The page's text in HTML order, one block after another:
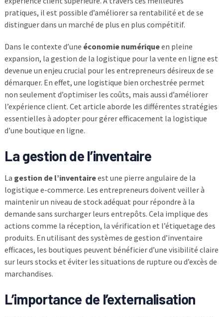
pratiques, il est possible d’améliorer sa rentabilité et de se
distinguer dans un marché de plus en plus compétitif.
Dans le contexte d’une économie numériqueen pleine
expansion, la gestion de la logistique pour la vente en ligne est
devenue un enjeu crucial pour les entrepreneurs désireux de se
démarquer. En effet, une logistique bien orchestrée permet
non seulement d’optimiser les coûts, mais aussi d’améliorer
l’expérience client. Cet article aborde les différentes stratégies
essentielles à adopter pour gérer efficacement la logistique
d’une boutique en ligne.
La gestion de l’inventaire
La gestion de l’inventaireest une pierre angulaire de la
logistique e-commerce. Les entrepreneurs doivent veiller à
maintenir un niveau de stock adéquat pour répondre à la
demande sans surcharger leurs entrepôts. Cela implique des
actions comme la réception, la vérification et l’étiquetage des
produits. En utilisant des systèmes de gestion d’inventaire
efficaces, les boutiques peuvent bénéficier d’une visibilité claire
sur leurs stocks et éviter les situations de rupture ou d’excès de
marchandises.
L’importance de l’externalisation